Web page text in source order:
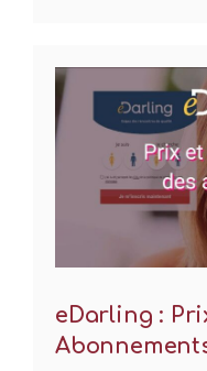
eDarling :